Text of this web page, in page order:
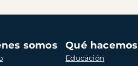
somos Qué hacemos
Educación